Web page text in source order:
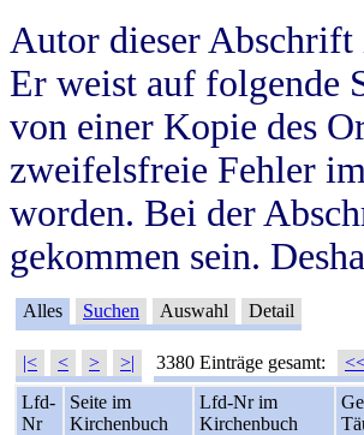
Autor dieser
Er weist auf folgende
von einer Kopie des
zweifelsfreie Fehler
worden. Bei der
gekommen sein.
Alles Suchen Auswahl Detail
|< < > >| 3380 Einträge gesamt:
Lfd-
Nr
Seite im
Kirchenbuch
Lfd-Nr im
Kirchenbuch